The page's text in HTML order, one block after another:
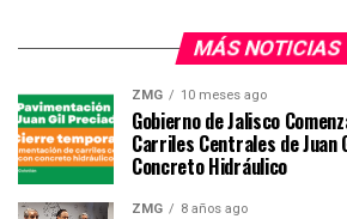
MÁS NOTICIAS
ZMG 10 meses ago
Gobierno de Jalisco
Carriles Centrales de Juan
Concreto Hidráulico
ZMG 8 años ago